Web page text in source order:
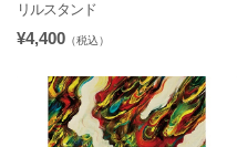
リルスタンド
¥4,400 （税込）